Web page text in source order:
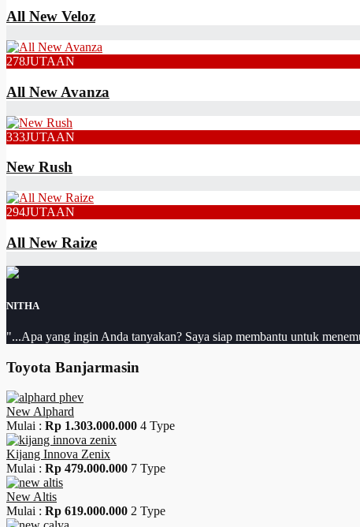
All New Veloz
278JUTAAN
All New Avanza
333JUTAAN
New Rush
294JUTAAN
All New Raize
NITHA
"...Apa yang ingin Anda tanyakan? Saya siap membantu untuk
Toyota Banjarmasin
New Alphard
Mulai : Rp 1.303.000.000 4 Type
Kijang Innova Zenix
Mulai : Rp 479.000.000 7 Type
New Altis
Mulai : Rp 619.000.000 2 Type